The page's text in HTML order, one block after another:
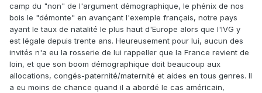
camp du "non" de l'argument démographique, le phénix de nos
bois le "démonte" en avançant l'exemple français, notre pays
ayant le taux de natalité le plus haut d'Europe alors que l'IVG y
est légale depuis trente ans. Heureusement pour lui, aucun des
invités n'a eu la rosserie de lui rappeller que la France revient de
loin, et que son boom démographique doit beaucoup aux
allocations, congés-paternité/maternité et aides en tous genres. Il
a eu moins de chance quand il a abordé le cas américain,